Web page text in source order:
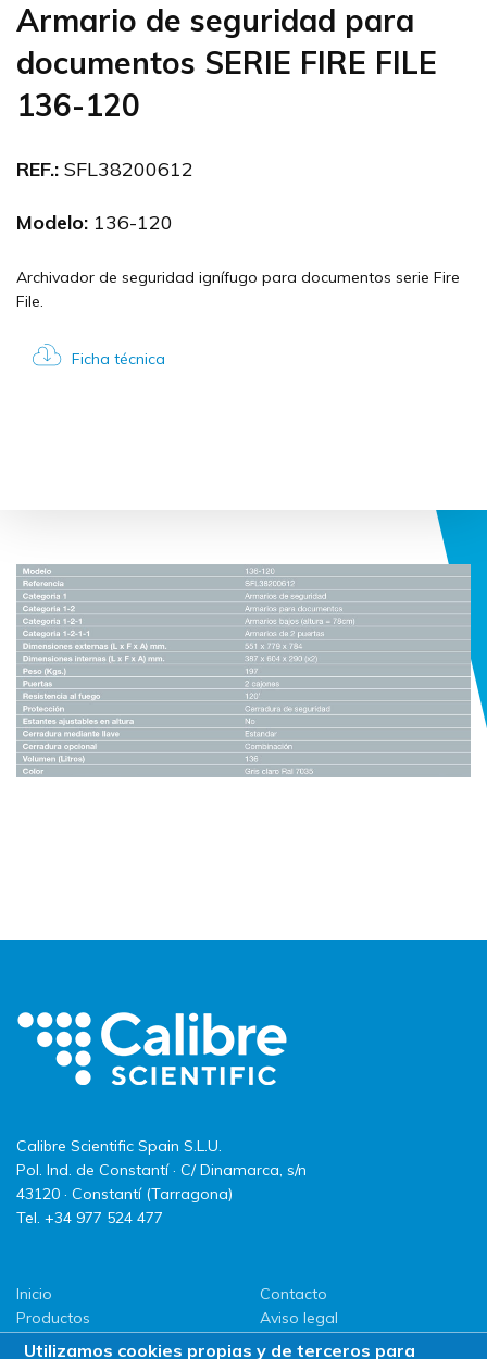
Armario de seguridad para
documentos SERIE FIRE FILE
136-120
REF.: SFL38200612
Modelo: 136-120
Archivador de seguridad ignífugo para documentos serie Fire
File.
Ficha técnica
Calibre Scientific Spain S.L.U.
Pol. Ind. de Constantí · C/ Dinamarca, s/n
43120 · Constantí (Tarragona)
Tel. +34 977 524 477
Inicio
Productos
LLG
Contacto
Aviso legal
Política de privacidad
Utilizamos cookies propias y de terceros para